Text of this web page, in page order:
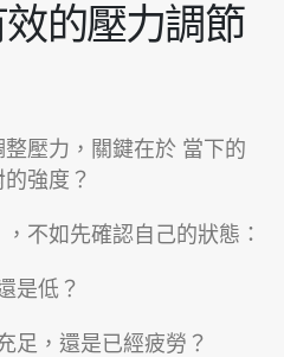
的壓力調節
壓力，關鍵在於 當下的
強度？
不如先確認自己的狀態：
是低？
足，還是已經疲勞？